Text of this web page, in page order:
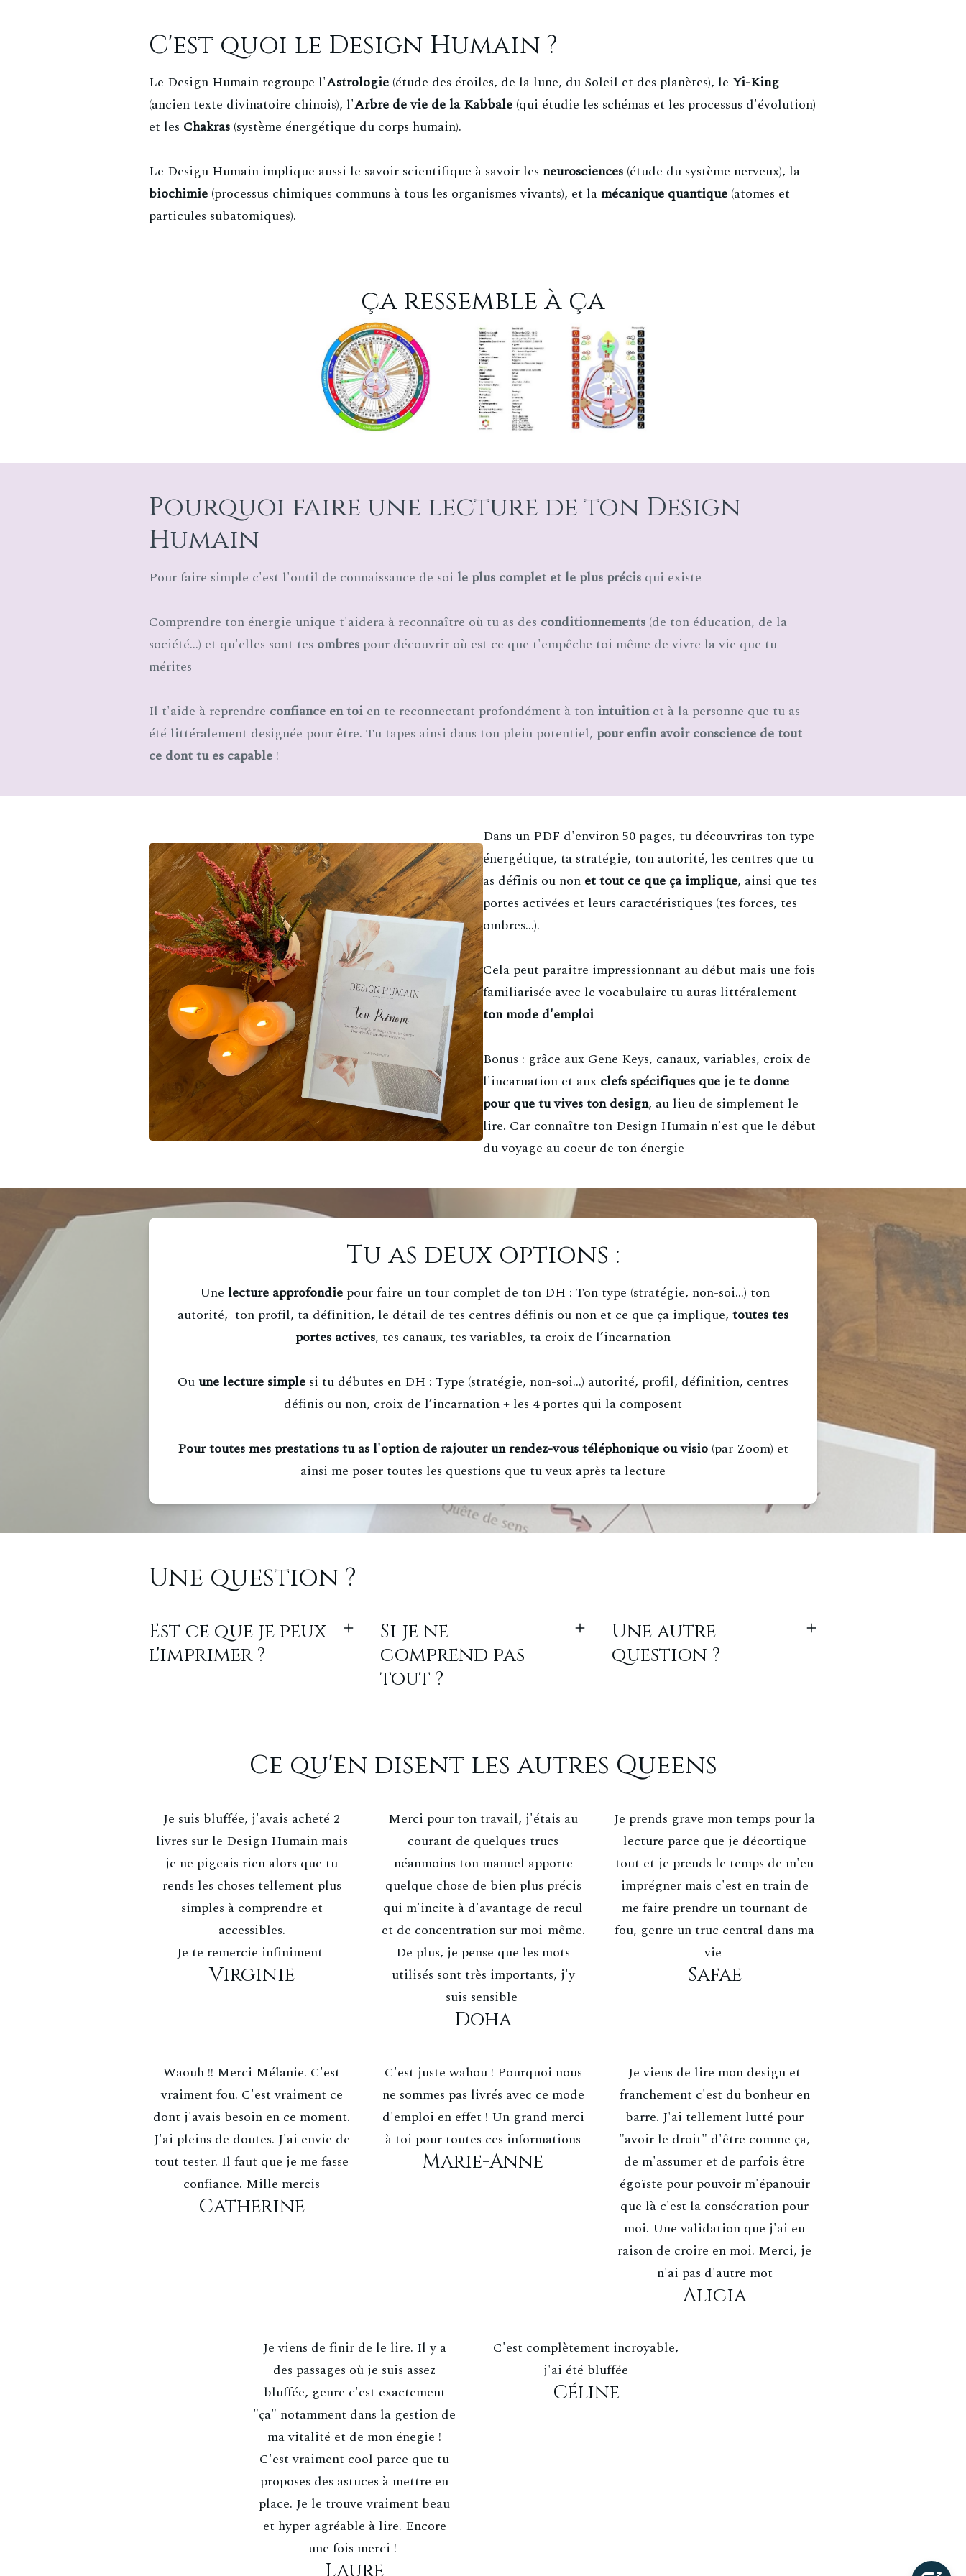
C'est quoi le Design Humain ?
Le Design Humain regroupe l'Astrologie (étude des étoiles, de la lune, du Soleil et des planètes), le Yi-King
(ancien texte divinatoire chinois), l'Arbre de vie de la Kabbale (qui étudie les schémas et les processus d'évolution)
et les Chakras (système énergétique du corps humain).
Le Design Humain implique aussi le savoir scientifique à savoir les neurosciences (étude du système nerveux), la
biochimie (processus chimiques communs à tous les organismes vivants), et lamécanique quantique (atomes et
particules subatomiques).
ça ressemble à ça
Pourquoi faire une lecture de ton Design
Humain
Pour faire simple c'est l'outil de connaissance de soi le plus complet et le plus précis qui existe
Comprendre ton énergie unique t'aidera à reconnaître où tu as des conditionnements (de ton éducation, de la
société...) et qu'elles sont tes ombres pour découvrir où est ce que t'empêche toi même de vivre la vie que tu
mérites
Il t'aide à reprendre confiance en toi en te reconnectant profondément à ton intuitionet à la personne que tu as
été littéralement designée pour être. Tu tapes ainsi dans ton plein potentiel, pour enfin avoir conscience de tout
ce dont tu es capable !
Dans un PDF d'environ 50 pages, tu découvriras ton type
énergétique, ta stratégie, ton autorité, les centres que tu
as définis ou non et tout ce que ça implique, ainsi que tes
portes activées et leurs caractéristiques (tes forces, tes
ombres...).
Cela peut paraitre impressionnant au début mais une fois
familiarisée avec le vocabulaire tu auras littéralement
ton mode d'emploi
Bonus : grâce aux Gene Keys, canaux, variables, croix de
l'incarnation et aux clefs spécifiques que je te donne
pour que tu vives ton design, au lieu de simplement le
lire. Car connaître ton Design Humain n'est que le début
du voyage au coeur de ton énergie
Tu as deux options :
Une lecture approfondie pour faire un tour complet de ton DH : Ton type (stratégie, non-soi...) ton
autorité, ton profil, ta définition, le détail de tes centres définis ou non et ce que ça implique, toutes tes
portes actives, tes canaux, tes variables, ta croix de l’incarnation
Ouune lecture simple si tu débutes en DH : Type (stratégie, non-soi...) autorité, profil, définition, centres
définis ou non, croix de l’incarnation + les 4 portes qui la composent
Pour toutes mes prestations tu as l'option de rajouter un rendez-vous téléphonique ou visio (par Zoom) et
ainsi me poser toutes les questions que tu veux après ta lecture
Une question ?
Est ce que je peux
l'imprimer ?
Si je ne
comprend pas
tout ?
Une autre
question ?
Ce qu'en disent les autres Queens
Virginie
Je suis bluffée, j'avais acheté 2
livres sur le Design Humain mais
je ne pigeais rien alors que tu
rends les choses tellement plus
simples à comprendre et
accessibles.
Je te remercie infiniment
Doha
Merci pour ton travail, j'étais au
courant de quelques trucs
néanmoins ton manuel apporte
quelque chose de bien plus précis
qui m'incite à d'avantage de recul
et de concentration sur moi-même.
De plus, je pense que les mots
utilisés sont très importants, j'y
suis sensible
Safae
Je prends grave mon temps pour la
lecture parce que je décortique
tout et je prends le temps de m'en
imprégner mais c'est en train de
me faire prendre un tournant de
fou, genre un truc central dans ma
vie
Catherine
Waouh !! Merci Mélanie. C'est
vraiment fou. C'est vraiment ce
dont j'avais besoin en ce moment.
J'ai pleins de doutes. J'ai envie de
tout tester. Il faut que je me fasse
confiance. Mille mercis
Marie-Anne
C'est juste wahou ! Pourquoi nous
ne sommes pas livrés avec ce mode
d'emploi en effet ! Un grand merci
à toi pour toutes ces informations
Alicia
Je viens de lire mon design et
franchement c'est du bonheur en
barre. J'ai tellement lutté pour
"avoir le droit" d'être comme ça,
de m'assumer et de parfois être
égoïste pour pouvoir m'épanouir
que là c'est la consécration pour
moi. Une validation que j'ai eu
raison de croire en moi. Merci, je
n'ai pas d'autre mot
Je viens de finir de le lire. Il y a
des passages où je suis assez
bluffée, genre c'est exactement
"ça" notamment dans la gestion de
ma vitalité et de mon énegie !
C'est vraiment cool parce que tu
proposes des astuces à mettre en
place. Je le trouve vraiment beau
et hyper agréable à lire. Encore
une fois merci !
Céline
C'est complètement incroyable,
j'ai été bluffée